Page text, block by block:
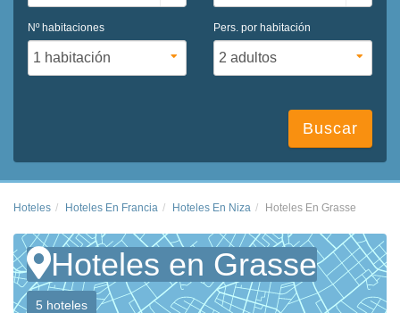
Nº habitaciones Pers. por habitación
Buscar
Hoteles Hoteles En Francia Hoteles En Niza Hoteles En Grasse
Hoteles en Grasse
5 hoteles